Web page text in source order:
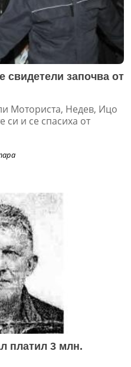
свидетели започва от
Моториста, Недев, Ицо
си и се спасиха от
платил 3 млн.